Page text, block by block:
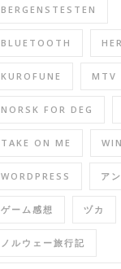
BERGENSTESTEN
BLUETOOTH
KUROFUNE MTV
NORSK FOR DEG
TAKE ON ME
WORDPRESS ア
ゲーム感想 ヅカ
ノルウェー旅行記